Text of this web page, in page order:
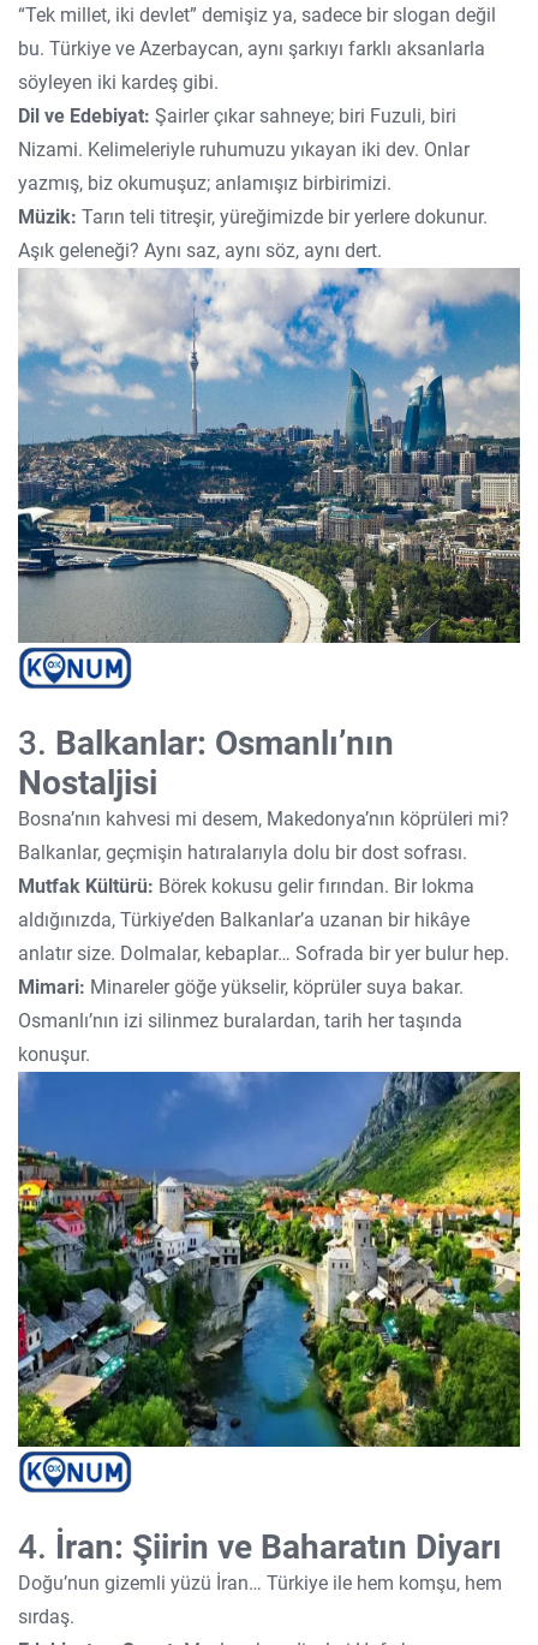
“Tek millet, iki devlet” demişiz ya, sadece bir slogan değil
bu. Türkiye ve Azerbaycan, aynı şarkıyı farklı aksanlarla
söyleyen iki kardeş gibi.
Dil ve Edebiyat: Şairler çıkar sahneye; biri Fuzuli, biri
Nizami. Kelimeleriyle ruhumuzu yıkayan iki dev. Onlar
yazmış, biz okumuşuz; anlamışız birbirimizi.
Müzik: Tarın teli titreşir, yüreğimizde bir yerlere dokunur.
Aşık geleneği? Aynı saz, aynı söz, aynı dert.
3. Balkanlar: Osmanlı’nın
Nostaljisi
Bosna’nın kahvesi mi desem, Makedonya’nın köprüleri mi?
Balkanlar, geçmişin hatıralarıyla dolu bir dost sofrası.
Mutfak Kültürü: Börek kokusu gelir fırından. Bir lokma
aldığınızda, Türkiye’den Balkanlar’a uzanan bir hikâye
anlatır size. Dolmalar, kebaplar… Sofrada bir yer bulur hep.
Mimari: Minareler göğe yükselir, köprüler suya bakar.
Osmanlı’nın izi silinmez buralardan, tarih her taşında
konuşur.
4. İran: Şiirin ve Baharatın Diyarı
Doğu’nun gizemli yüzü İran… Türkiye ile hem komşu, hem
sırdaş.